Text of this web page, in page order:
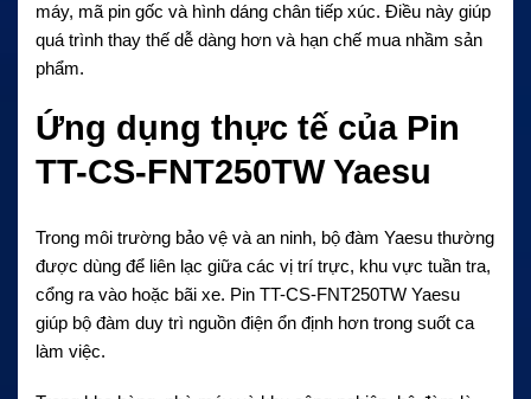
máy, mã pin gốc và hình dáng chân tiếp xúc. Điều này giúp
quá trình thay thế dễ dàng hơn và hạn chế mua nhầm sản
phẩm.
Ứng dụng thực tế của Pin
TT-CS-FNT250TW Yaesu
Trong môi trường bảo vệ và an ninh, bộ đàm Yaesu thường
được dùng để liên lạc giữa các vị trí trực, khu vực tuần tra,
cổng ra vào hoặc bãi xe. Pin TT-CS-FNT250TW Yaesu
giúp bộ đàm duy trì nguồn điện ổn định hơn trong suốt ca
làm việc.